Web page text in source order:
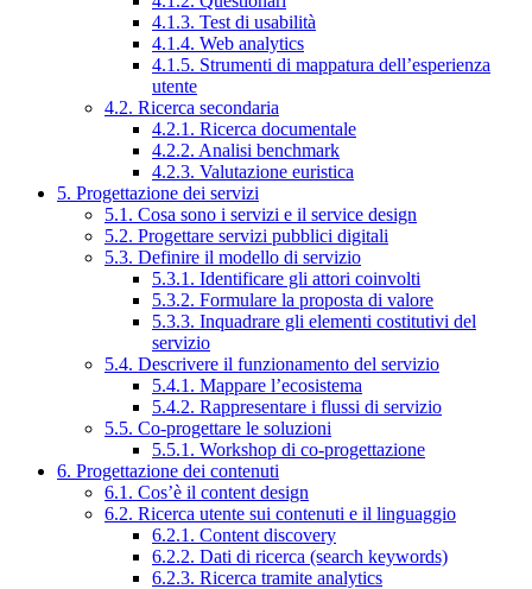
4.1.3. Test di usabilità
4.1.4. Web analytics
4.1.5. Strumenti di mappatura dell’esperienza
utente
4.2. Ricerca secondaria
4.2.1. Ricerca documentale
4.2.2. Analisi benchmark
4.2.3. Valutazione euristica
5. Progettazione dei servizi
5.1. Cosa sono i servizi e il service design
5.2. Progettare servizi pubblici digitali
5.3. Definire il modello di servizio
5.3.1. Identificare gli attori coinvolti
5.3.2. Formulare la proposta di valore
5.3.3. Inquadrare gli elementi costitutivi del
servizio
5.4. Descrivere il funzionamento del servizio
5.4.1. Mappare l’ecosistema
5.4.2. Rappresentare i flussi di servizio
5.5. Co-progettare le soluzioni
5.5.1. Workshop di co-progettazione
6. Progettazione dei contenuti
6.1. Cos’è il content design
6.2. Ricerca utente sui contenuti e il linguaggio
6.2.1. Content discovery
6.2.2. Dati di ricerca (search keywords)
6.2.3. Ricerca tramite analytics